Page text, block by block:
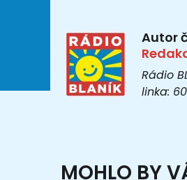
Autor
Rádio
linka:
MOHLO BY